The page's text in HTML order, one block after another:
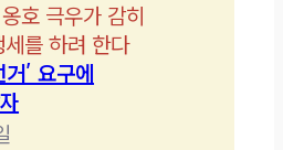
호 극우가 감히
를 하려 한다
’ 요구에